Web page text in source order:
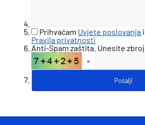
Prihvaćam Uvjete poslovanja
Pravila privatnosti
Anti-Spam zaštita. Unesite
=